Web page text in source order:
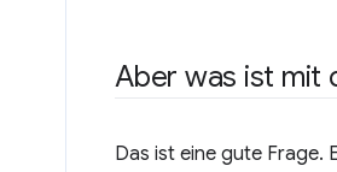
Aber was ist mit
Das ist eine gute Frage.